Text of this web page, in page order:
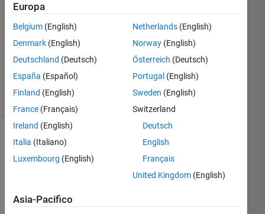
Risposta
10 Feb
2022
6
Visualizzazioni
(30 giorni)
Europa
Belgium (English)
Denmark (English)
Deutschland (Deutsch)
España (Español)
Finland (English)
France (Français)
Ireland (English)
Italia (Italiano)
Luxembourg (English)
Netherlands(English)
Norway(English)
Österreich (Deutsch)
Portugal (English)
Sweden (English)
Switzerland
Deutsch
English
Français
United Kingdom(English)
Asia-Pacifico